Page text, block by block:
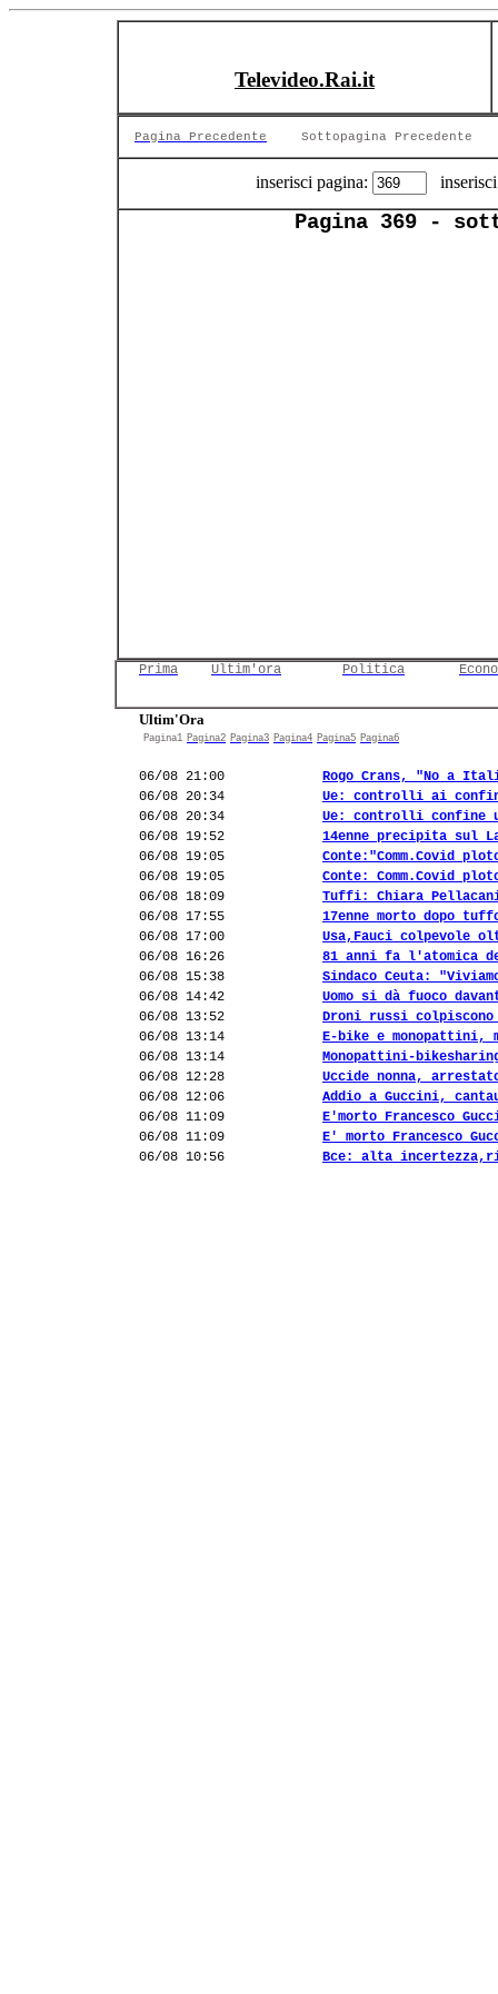
Televideo.Rai.it
Pagina Precedente Sottopagina Precedente
inserisci pagina:
Pagina 369 -
Prima Ultim'ora Politica
Ultim'Ora
Pagina1 Pagina2 Pagina3 Pagina4 Pagina5 Pagina6
06/08 21:00
Rogo Crans, "No a
06/08 20:34
Ue: controlli ai
06/08 20:34
Ue: controlli confine
06/08 19:52
14enne precipita sul
06/08 19:05
Conte:"Comm.Covid
06/08 19:05
Conte: Comm.Covid
06/08 18:09
Tuffi: Chiara
06/08 17:55
17enne morto dopo
06/08 17:00
Usa,Fauci colpevole
06/08 16:26
81 anni fa l'atomica
06/08 15:38
Sindaco Ceuta:
06/08 14:42
Uomo si dà fuoco
06/08 13:52
Droni russi colpiscono
06/08 13:14
E-bike e monopattini,
06/08 13:14
Monopattini-
06/08 12:28
Uccide nonna,
06/08 12:06
Addio a Guccini,
06/08 11:09
E'morto Francesco
06/08 11:09
E' morto Francesco
06/08 10:56
Bce: alta